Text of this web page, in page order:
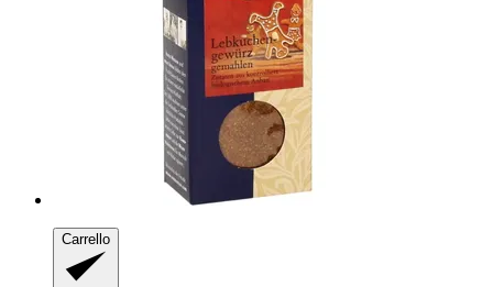
Carrello